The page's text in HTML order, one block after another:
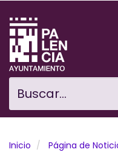
contenido
principal
Buscar...
Ciudad
El Ayuntamiento
Noticias
Inicio Página de